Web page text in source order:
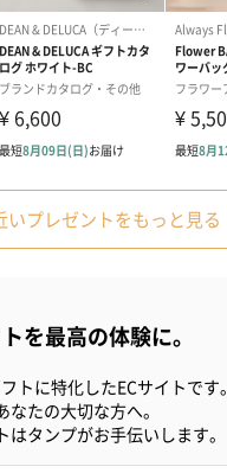
いプレゼントをもっと見る
を最高の体験に。
トに特化したECサイトです。
なたの大切な方へ。
はタンプがお手伝いします。